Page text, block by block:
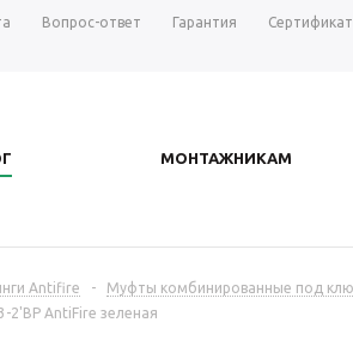
Вопрос-ответ Гарантия
МОНТАЖНИКАМ
Antifire - Муфты комбинированные под
2'ВР AntiFire зеленая